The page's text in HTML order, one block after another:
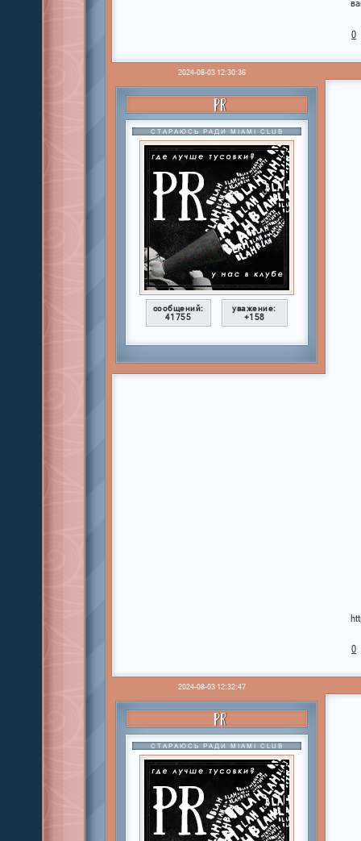
0
2024-08-03 12:30:36
PR
СТАРАЮСЬ РАДИ MIAMI CLUB
сообщений:
41755
уважение:
+158
0
2024-08-03 12:32:47
PR
СТАРАЮСЬ РАДИ MIAMI CLUB